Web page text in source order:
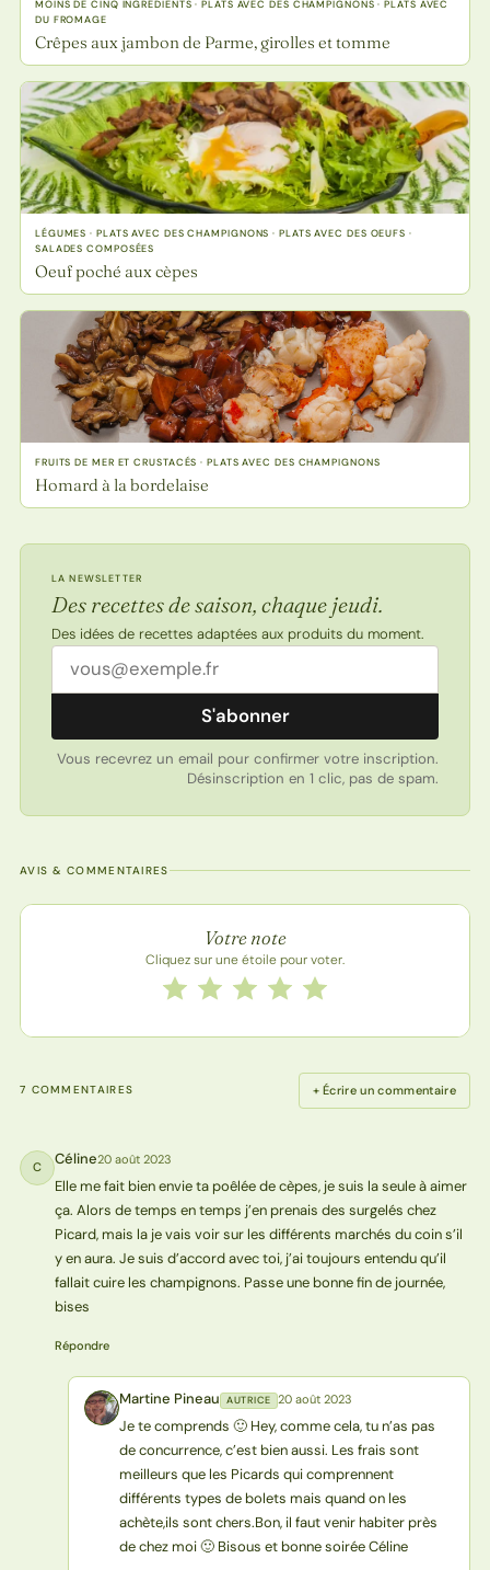
MOINS DE CINQ INGRÉDIENTS · PLATS AVEC DES CHAMPIGNONS · PLATS AVEC
DU FROMAGE
Crêpes aux jambon de Parme, girolles et tomme
LÉGUMES · PLATS AVEC DES CHAMPIGNONS · PLATS AVEC DES OEUFS ·
SALADES COMPOSÉES
Oeuf poché aux cèpes
FRUITS DE MER ET CRUSTACÉS · PLATS AVEC DES CHAMPIGNONS
Homard à la bordelaise
LA NEWSLETTER
Des recettes de saison, chaque jeudi.
Des idées de recettes adaptées aux produits du moment.
Adresse email
S'abonner
Vous recevrez un email pour confirmer votre inscription.
Désinscription en 1 clic, pas de spam.
AVIS & COMMENTAIRES
Note de la recette
Votre note
Cliquez sur une étoile pour voter.
Notez cette recette de 1 à 5 étoiles
5 étoiles
4 étoiles
3 étoiles
2 étoiles
1 étoile
7 COMMENTAIRES + Écrire un commentaire
C Céline20 août 2023
Elle me fait bien envie ta poêlée de cèpes, je suis la seule à aimer
ça. Alors de temps en temps j’en prenais des surgelés chez
Picard, mais la je vais voir sur les différents marchés du coin s’il
y en aura. Je suis d’accord avec toi, j’ai toujours entendu qu’il
fallait cuire les champignons. Passe une bonne fin de journée,
bises
Répondre
MP Martine Pineau AUTRICE 20 août 2023
Je te comprends 🙂 Hey, comme cela, tu n’as pas
de concurrence, c’est bien aussi. Les frais sont
meilleurs que les Picards qui comprennent
différents types de bolets mais quand on les
achète,ils sont chers.Bon, il faut venir habiter près
de chez moi 🙂 Bisous et bonne soirée Céline